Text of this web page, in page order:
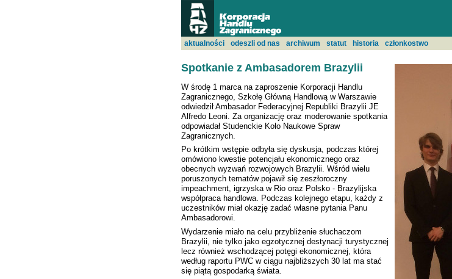
aktualności odeszli od nas archiwum statut historia członkostwo
Spotkanie z Ambasadorem Brazylii
W środę 1 marca na zaproszenie Korporacji Handlu
Zagranicznego, Szkołę Główną Handlową w Warszawie
odwiedził Ambasador Federacyjnej Republiki Brazylii JE
Alfredo Leoni. Za organizację oraz moderowanie spotkania
odpowiadał Studenckie Koło Naukowe Spraw
Zagranicznych.
Po krótkim wstępie odbyła się dyskusja, podczas której
omówiono kwestie potencjału ekonomicznego oraz
obecnych wyzwań rozwojowych Brazylii. Wśród wielu
poruszonych tematów pojawił się zeszłoroczny
impeachment, igrzyska w Rio oraz Polsko - Brazylijska
współpraca handlowa. Podczas kolejnego etapu, każdy z
uczestników miał okazję zadać własne pytania Panu
Ambasadorowi.
Wydarzenie miało na celu przybliżenie słuchaczom
Brazylii, nie tylko jako egzotycznej destynacji turystycznej
lecz również wschodzącej potęgi ekonomicznej, która
według raportu PWC w ciągu najbliższych 30 lat ma stać
się piątą gospodarką świata.